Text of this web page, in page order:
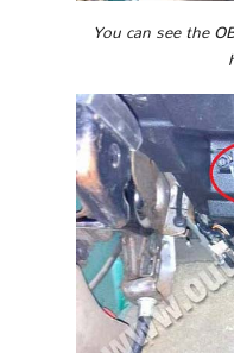
You can see the